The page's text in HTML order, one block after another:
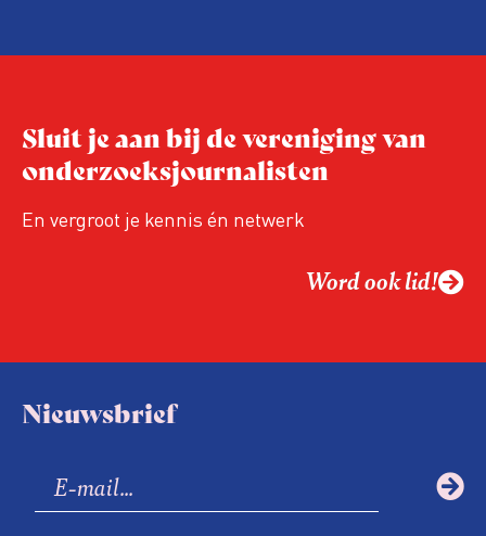
was voor het eerst op de conferentie!
Sluit je aan bij de vereniging van
onderzoeksjournalisten
En vergroot je kennis én netwerk
Word ook lid!
Nieuwsbrief